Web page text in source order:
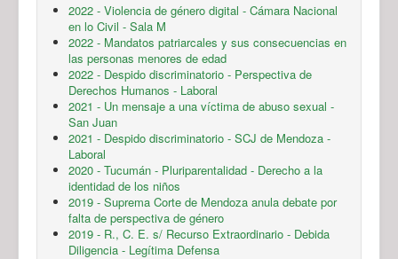
2022 - Violencia de género digital - Cámara Nacional
en lo Civil - Sala M
2022 - Mandatos patriarcales y sus consecuencias en
las personas menores de edad
2022 - Despido discriminatorio - Perspectiva de
Derechos Humanos - Laboral
2021 - Un mensaje a una víctima de abuso sexual -
San Juan
2021 - Despido discriminatorio - SCJ de Mendoza -
Laboral
2020 - Tucumán - Pluriparentalidad - Derecho a la
identidad de los niños
2019 - Suprema Corte de Mendoza anula debate por
falta de perspectiva de género
2019 - R., C. E. s/ Recurso Extraordinario - Debida
Diligencia - Legítima Defensa